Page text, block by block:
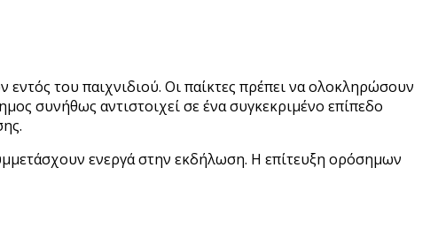
του παιχνιδιού. Οι παίκτες πρέπει να ολοκληρώσουν
συνήθως αντιστοιχεί σε ένα συγκεκριμένο επίπεδο
ενεργά στην εκδήλωση. Η επίτευξη ορόσημων